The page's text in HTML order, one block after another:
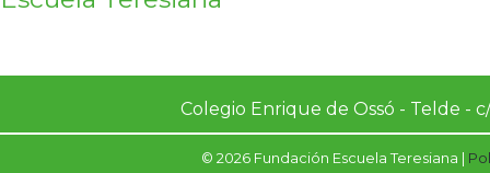
Calendario
Colegio Enrique de Ossó - Telde - c/
© 2026 Fundación Escuela Teresiana |